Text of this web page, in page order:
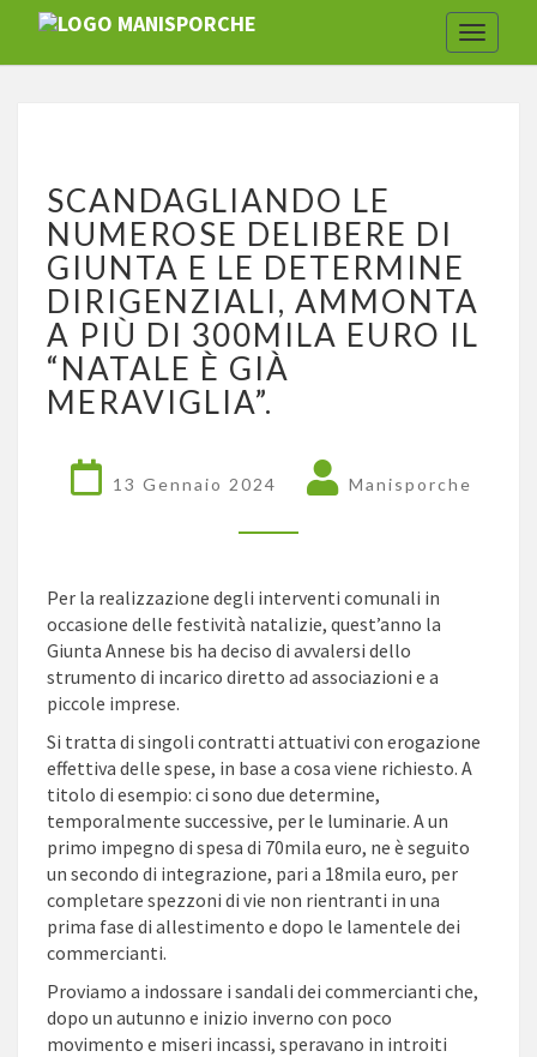
Toggle
LE
NUMEROSE
DELIBERE
DI
GIUNTA
E
LE
DETERMINE
DIRIGENZIALI,
PIÙ
300MILA
IL
“NATALE
È
GIÀ
SCANDAGLIANDO LE
NUMEROSE DELIBERE DI
GIUNTA E LE DETERMINE
DIRIGENZIALI, AMMONTA
A PIÙ DI 300MILA EURO IL
“NATALE È GIÀ
MERAVIGLIA”.
13 Gennaio 2024 Manisporche
Per la realizzazione degli interventi comunali in
occasione delle festività natalizie, quest’anno la
Giunta Annese bis ha deciso di avvalersi dello
strumento di incarico diretto ad associazioni e a
piccole imprese.
Si tratta di singoli contratti attuativi con erogazione
effettiva delle spese, in base a cosa viene richiesto. A
titolo di esempio: ci sono due determine,
temporalmente successive, per le luminarie. A un
primo impegno di spesa di 70mila euro, ne è seguito
un secondo di integrazione, pari a 18mila euro, per
completare spezzoni di vie non rientranti in una
prima fase di allestimento e dopo le lamentele dei
commercianti.
Proviamo a indossare i sandali dei commercianti che,
dopo un autunno e inizio inverno con poco
movimento e miseri incassi, speravano in introiti